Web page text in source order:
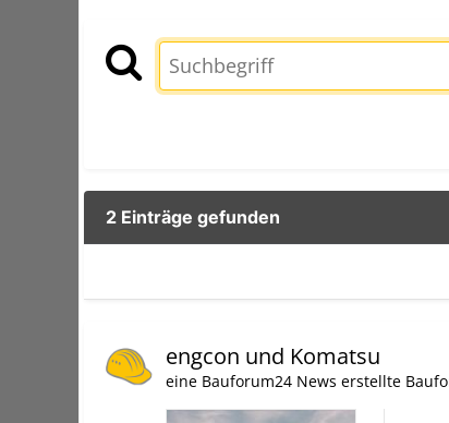
2 Einträge gefunden
engcon und Komatsu
eine Bauforum24 News erstellte